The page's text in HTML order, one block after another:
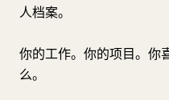
人档案。
你的工作。你的项目。你
么。